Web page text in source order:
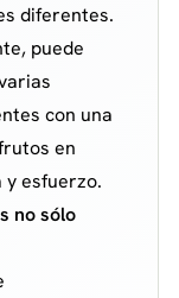
diferentes.
puede
con una
en
y esfuerzo.
no sólo